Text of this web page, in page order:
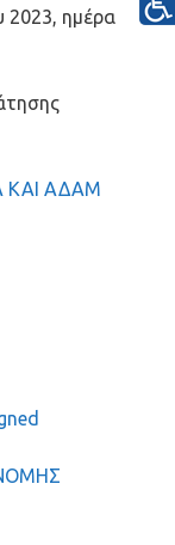
2023, ημέρα
ΚΑΙ ΑΔΑΜ